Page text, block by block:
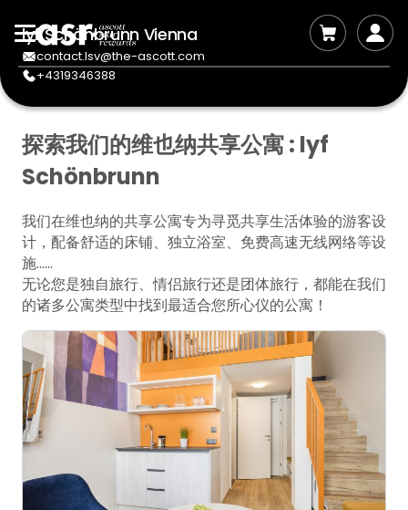
lyf Schönbrunn Vienna
contact.lsv@the-ascott.com
+4319346388
探索我们的维也纳共享公寓 : lyf
Schönbrunn
我们在维也纳的共享公寓专为寻觅共享生活体验的游客设
计，配备舒适的床铺、独立浴室、免费高速无线网络等设
施......
无论您是独自旅行、情侣旅行还是团体旅行，都能在我们
的诸多公寓类型中找到最适合您所心仪的公寓！